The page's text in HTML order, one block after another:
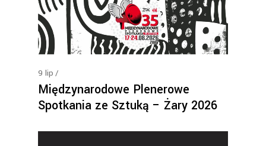
9 lip
Międzynarodowe Plenerowe
Spotkania ze Sztuką – Żary 2026